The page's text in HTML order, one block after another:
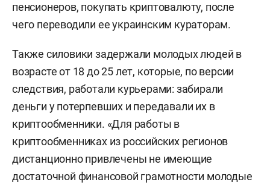
пенсионеров, покупать криптовалюту, после
чего переводили ее украинским кураторам.
Также силовики задержали молодых людей в
возрасте от 18 до 25 лет, которые, по версии
следствия, работали курьерами: забирали
деньги у потерпевших и передавали их в
криптообменники. «Для работы в
криптообменниках из российских регионов
дистанционно привлечены не имеющие
достаточной финансовой грамотности молодые